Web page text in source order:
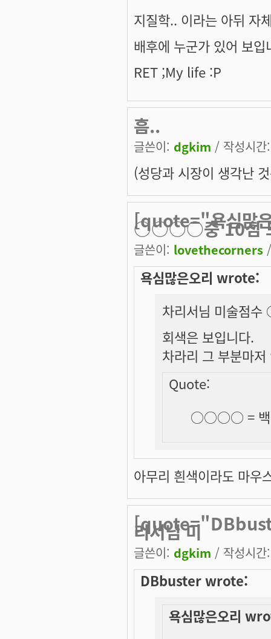
지질학.. 이라는 아뒤 자
배후에 누군가 있어 보입
RET ;My life :P
흠..
글쓴이: dgkim / 작성시
(성당과 시장이 생각난
[quote="욕심많
○○○○중 10점
글쓴이: lovethecorners
욕심많은오리 wrote:
차리서님 미술점
회색은 보입니다.
차라리 그 부분마
Quote:
○○○○ =
아무리 흰색이라도 마우
리서님 미
글쓴이: dgkim / 작성시
DBbuster wrote:
욕심많은오리